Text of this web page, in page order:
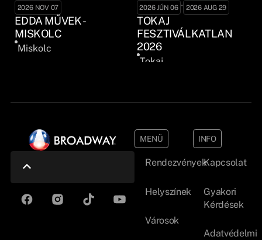
2026 NOV 07
EDDA MŰVEK -
MISKOLC
Miskolc
2026 JÚN 06 - 2026 AUG 29
TOKAJ
FESZTIVÁLKATLAN
2026
Tokaj
MENÜ
Rendezvények
Helyszínek
Városok
INFO
Kapcsolat
Gyakori
Kérdések
Adatvédelmi